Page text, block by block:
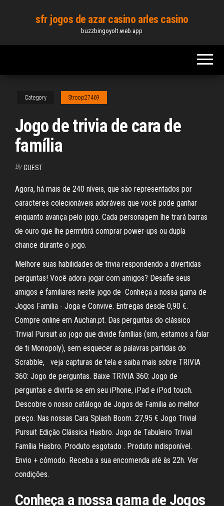
content
sfr jogos de azar casino arles casino
buzzbingoyolt.web.app
Category Stroop27469
Jogo de trivia de cara de
família
By GUEST
Agora, há mais de 240 níveis, que são representados por
caracteres colecionáveis adoráveis que você pode ganhar
enquanto avança pelo jogo. Cada personagem lhe trará barras
de ouro que lhe permitirá comprar power-ups ou dupla
chance durante o jogo.
Melhore suas habilidades de trivia respondendo a divertidas
perguntas! Você adora jogar com amigos? Desafie seus
amigos e familiares neste jogo de Conheça a nossa gama de
Jogos Familia - Joga e Convive. Entregas desde 0,90 €.
Compre online em Auchan.pt. Das perguntas do clássico
Trivial Pursuit ao jogo que divide famílias (sim, estamos a falar
de ti Monopoly), sem esquecer as palavras partidas do
Scrabble, veja capturas de tela e saiba mais sobre TRIVIA
360: Jogo de perguntas. Baixe TRIVIA 360: Jogo de
perguntas e divirta-se em seu iPhone, iPad e iPod touch.
Descobre o nosso catálogo de Jogos de Familia ao melhor
preço. Nas nossas Cara Splash Boom. 27,95 € Jogo Trivial
Pursuit Edição Clássica Hasbro. Jogo de Tabuleiro Trivial
Família Hasbro. Produto esgotado . Produto indisponível.
Envio + cómodo. Receba a sua encomenda até às 22h. Ver
condições.
Conheça a nossa gama de Jogos